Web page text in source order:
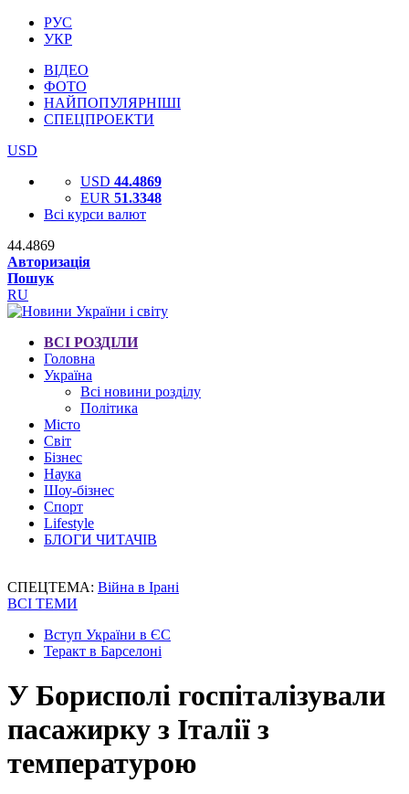
РУС
УКР
ВІДЕО
ФОТО
НАЙПОПУЛЯРНІШІ
СПЕЦПРОЕКТИ
USD
USD 44.4869
EUR 51.3348
Всі курси валют
44.4869
Авторизація
Пошук
RU
ВСІ РОЗДІЛИ
Головна
Україна
Всі новини розділу
Політика
Місто
Світ
Бізнес
Наука
Шоу-бізнес
Спорт
Lifestyle
БЛОГИ ЧИТАЧІВ
СПЕЦТЕМА: Війна в Ірані
ВСІ ТЕМИ
Вступ України в ЄС
Теракт в Барселоні
У Борисполі госпіталізували
пасажирку з Італії з
температурою